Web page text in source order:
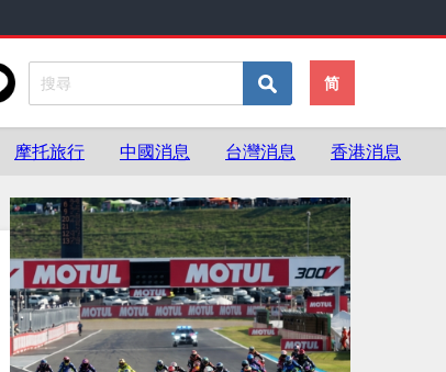
简
摩托旅行 中國消息 台灣消息 香港消息